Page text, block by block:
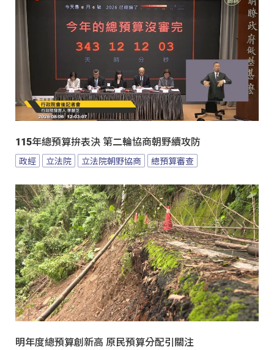
115年總預算拚表決 第二輪協商朝野續攻防
政經 立法院 立法院朝野協商 總預算審查
明年度總預算創新高 原民預算分配引關注